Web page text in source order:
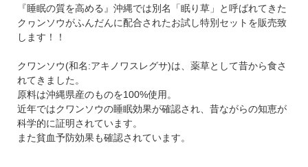
『睡眠の質を高める』沖縄では別名「眠り草」と呼ばれてきた
クヮンソウがふんだんに配合されたお試し特別セットを販売致
します！！
クワンソウ(和名:アキノワスレグサ)は、薬草として昔から食さ
れてきました。
原料は沖縄県産のものを100%使用。
近年ではクワンソウの睡眠効果が確認され、昔ながらの知恵が
科学的に証明されています。
また貧血予防効果も確認されています。